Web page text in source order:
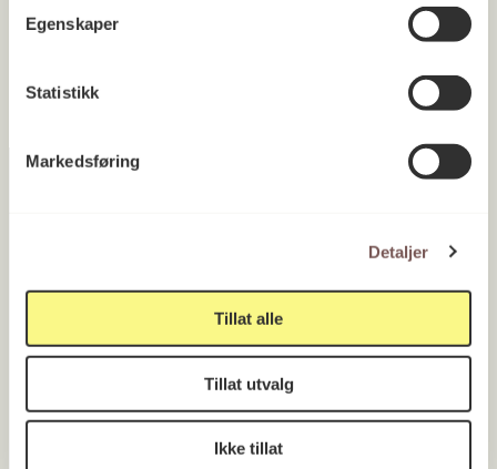
Egenskaper
Statistikk
Markedsføring
Detaljer
Tillat alle
Tillat utvalg
Ikke tillat
Akershus 2022
Postboks 6994